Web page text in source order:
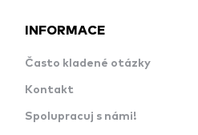
INFORMACE
Často kladené otázky
Kontakt
Spolupracuj s námi!